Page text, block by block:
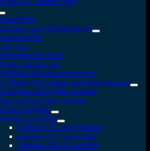
und Objektivdeckel
Cap
Snap
Objektivschutzdeckel
Metall Filteradapter und Reduzierringe
Down Ring Filter Adapter
Up Ring Filter Adapter
die Fotografie
Fotofilter
Polfilter CPL von Fotodiox
Fotodiox UV Schutzfilter
Fotodiox ND 8 Graufilter